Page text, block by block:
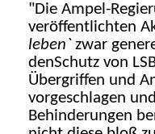
"Die Ampel-
veröffentlichten
leben ` zwar
denSchutz von
Übergriffen und
vorgeschlagen
Behinderungen